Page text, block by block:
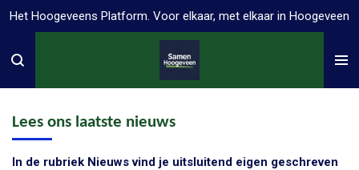
Ga
naar
Het Hoogeveens Platform. Voor elkaar, met elkaar in Hoogeveen
Lees ons laatste nieuws
In de rubriek Nieuws vind je uitsluitend eigen geschreven